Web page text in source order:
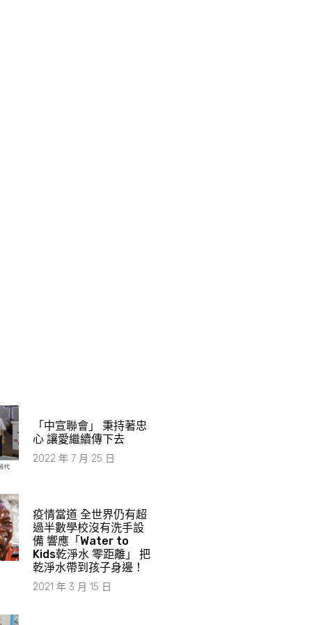
「中宣聯會」 秉持著忠
心 讓愛繼續傳下去
2022 年 7 月 25 日
疫情當道 全世界仍有超
過半數學校沒有洗手設
備 響應「Water to
Kids乾淨水 零距離」 把
乾淨水帶到孩子身邊！
2021 年 3 月 15 日